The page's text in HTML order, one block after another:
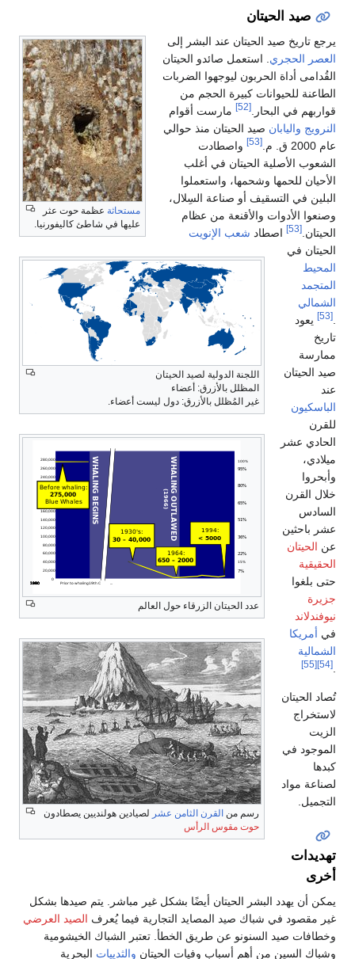
صيد الحيتان
مستحاثة عظمة حوت عثر
عليها في شاطئ كاليفورنيا.
اللجنة الدولية لصيد الحيتان
المظلل بالأزرق: أعضاء
غير المُظلل بالأزرق: دول ليست أعضاء.
عدد الحيتان الزرقاء حول العالم
رسم من القرن الثامن عشر لصيادين هولنديين يصطادون
حوت مقوس الرأس
يرجع تاريخ صيد الحيتان عند البشر إلى
العصر الحجري . استعمل صائدو الحيتان
القُدامى أداة الحربون ليوجهوا الضربات
الطاعنة للحيوانات كبيرة الحجم من
قواربهم في البحار.
[52]
مارست أقوام
النرويج واليابان صيد الحيتان منذ حوالي
عام 2000 ق. م.
[53]
واصطادت
الشعوب الأصلية الحيتان في أغلب
الأحيان للحمها وشحمها، واستعملوا
البلين في التسقيف أو صناعة السِلال،
وصنعوا الأدوات والأقنعة من عظام
الحيتان. [53] اصطاد شعب الإنويت
الحيتان في
المحيط
المتجمد
الشمالي
[53]
يعود
تاريخ
ممارسة
صيد الحيتان
عند
الباسكيون
للقرن
الحادي عشر
ميلادي،
وأبحروا
خلال القرن
السادس
عشر باحثين
عن الحيتان
الحقيقية
حتى بلغوا
جزيرة
نيوفندلاند
في أمريكا
الشمالية
[54]
[55]
تُصاد الحيتان
لاستخراج
الزيت
الموجود في
كبدها
لصناعة مواد
التجميل.
تهديدات
أخرى
يمكن أن يهدد البشر الحيتان أيضًا بشكل غير مباشر. يتم صيدها بشكل
غير مقصود في شباك صيد المصايد التجارية فيما يُعرف الصيد العرضي
وخطافات صيد السنونو عن طريق الخطأ. تعتبر الشباك الخيشومية
وشباك السين من أهم أسباب وفيات الحيتان والثدييات البحرية